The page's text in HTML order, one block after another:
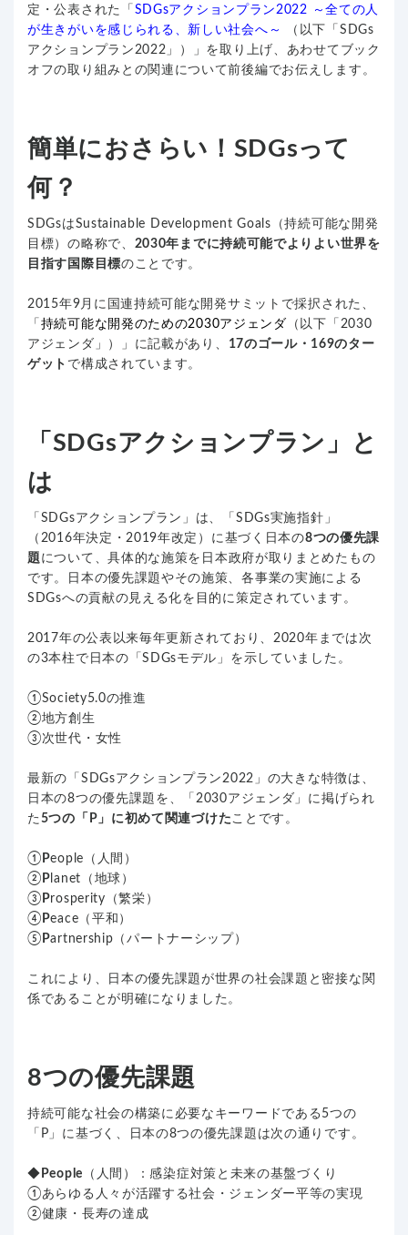
定・公表された「 SDGsアクションプラン2022 ～全ての人
が生きがいを感じられる、新しい社会へ～
（以下「SDGs
アクションプラン2022」）」を取り上げ、あわせてブック
オフの取り組みとの関連について前後編でお伝えします。
簡単におさらい！SDGsって
何？
SDGsはSustainable Development Goals（持続可能な開発
目標）の略称で、 2030年までに持続可能でよりよい世界を
目指す国際目標のことです。
2015年9月に国連持続可能な開発サミットで採択された、
「 持続可能な開発のための2030アジェンダ （以下「2030
アジェンダ」）」に記載があり、
17のゴール・169のター
ゲット で構成されています。
「SDGsアクションプラン」と
は
「SDGsアクションプラン」は、「SDGs実施指針」
（2016年決定・2019年改定）に基づく日本の8つの優先課
題 について、具体的な施策を日本政府が取りまとめたもの
です。日本の優先課題やその施策、各事業の実施による
SDGsへの貢献の見える化を目的に策定されています。
2017年の公表以来毎年更新されており、2020年までは次
の3本柱で日本の「SDGsモデル」を示していました。
①Society5.0の推進
②地方創生
③次世代・女性
最新の「SDGsアクションプラン2022」の大きな特徴は、
日本の8つの優先課題を、「2030アジェンダ」に掲げられ
た 5つの「P」に初めて関連づけたことです。
① People（人間）
② P lanet（地球）
③ Prosperity（繁栄）
④ Peace（平和）
⑤ Partnership（パートナーシップ）
これにより、日本の優先課題が世界の社会課題と密接な関
係であることが明確になりました。
8つの優先課題
持続可能な社会の構築に必要なキーワードである5つの
「P」に基づく、日本の8つの優先課題は次の通りです。
◆ People （人間）：感染症対策と未来の基盤づくり
①あらゆる人々が活躍する社会・ジェンダー平等の実現
②健康・長寿の達成